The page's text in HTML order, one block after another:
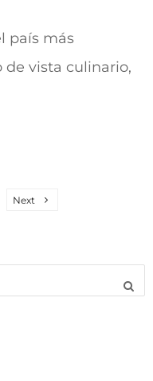
país más
de vista culinario,
Next